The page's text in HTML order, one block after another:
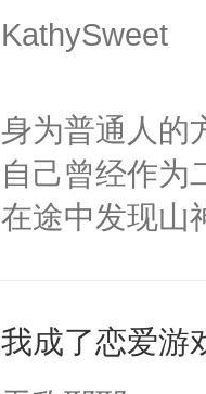
爱。”仙帝沉
一气之下将
终的选择。2.
家族限制，直
命运的齿轮
那天，有个师
澜却一脸疑
KathySweet
身为普通人的
自己曾经作为
在途中发现山
我成了恋爱游